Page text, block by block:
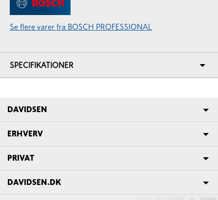
Se flere varer fra BOSCH PROFESSIONAL
SPECIFIKATIONER
DAVIDSEN
ERHVERV
PRIVAT
DAVIDSEN.DK